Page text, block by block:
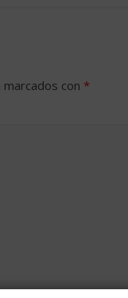
con *